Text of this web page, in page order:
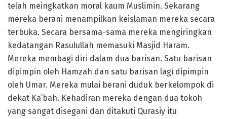
telah meingkatkan moral kaum Muslimin. Sekarang
mereka berani menampilkan keislaman mereka secara
terbuka. Secara bersama-sama mereka mengiringkan
kedatangan Rasulullah memasuki Masjid Haram.
Mereka membagi diri dalam dua barisan. Satu barisan
dipimpin oleh Hamzah dan satu barisan lagi dipimpin
oleh Umar. Mereka mulai berani duduk berkelompok di
dekat Ka’bah. Kehadiran mereka dengan dua tokoh
yang sangat disegani dan ditakuti Qurasiy itu